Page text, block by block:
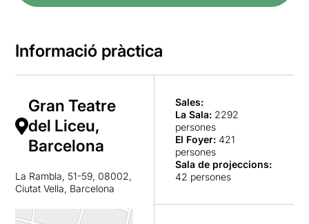
Informació pràctica
Gran Teatre
del Liceu,
Barcelona
La Rambla, 51-59, 08002,
Ciutat Vella, Barcelona
Sales:
La Sala: 2292
persones
El Foyer: 421
persones
Sala de projeccions:
42 persones